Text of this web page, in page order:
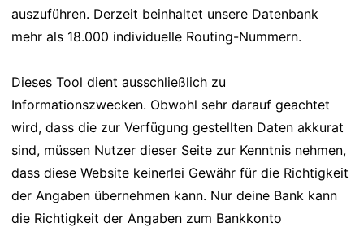
auszuführen. Derzeit beinhaltet unsere Datenbank
mehr als 18.000 individuelle Routing-Nummern.
Dieses Tool dient ausschließlich zu
Informationszwecken. Obwohl sehr darauf geachtet
wird, dass die zur Verfügung gestellten Daten akkurat
sind, müssen Nutzer dieser Seite zur Kenntnis nehmen,
dass diese Website keinerlei Gewähr für die Richtigkeit
der Angaben übernehmen kann. Nur deine Bank kann
die Richtigkeit der Angaben zum Bankkonto